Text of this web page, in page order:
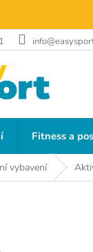
Fitness a
vybavení